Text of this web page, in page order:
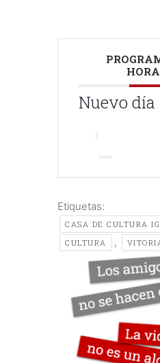
Nuevo día
Etiquetas:
CASA DE CULTURA
CULTURA ,